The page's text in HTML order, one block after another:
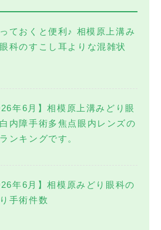
っておくと便利♪ 相模原上溝み
科のすこし耳よりな混雑状
年6月】相模原上溝みどり眼
内障手術多焦点眼内レンズの
ンキングです。
年6月】相模原みどり眼科の
手術件数